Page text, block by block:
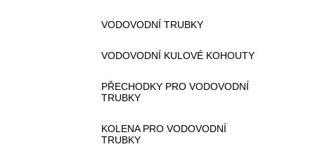
VODOVODNÍ TRUBKY
VODOVODNÍ KULOVÉ KOHOUTY
PŘECHODKY PRO VODOVODNÍ
TRUBKY
KOLENA PRO VODOVODNÍ
TRUBKY